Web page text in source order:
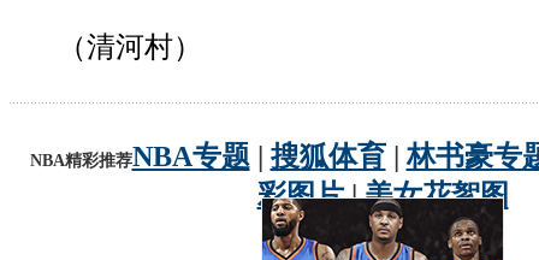
（清河村）